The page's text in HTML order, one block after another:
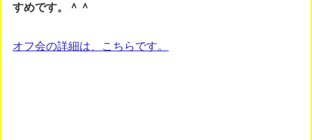
すめです。＾＾
オフ会の詳細は、こちらです。